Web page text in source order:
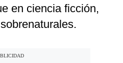
en ciencia ficción,